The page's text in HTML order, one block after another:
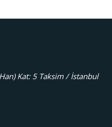
Kat: 5 Taksim / İstanbul